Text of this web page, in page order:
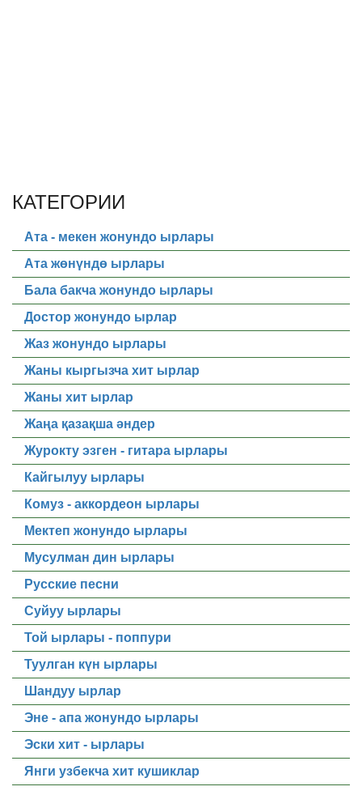
КАТЕГОРИИ
Ата - мекен жонундо ырлары
Ата жөнүндө ырлары
Бала бакча жонундо ырлары
Достор жонундо ырлар
Жаз жонундо ырлары
Жаны кыргызча хит ырлар
Жаны хит ырлар
Жаңа қазақша әндер
Журокту эзген - гитара ырлары
Кайгылуу ырлары
Комуз - аккордеон ырлары
Мектеп жонундо ырлары
Мусулман дин ырлары
Русские песни
Суйуу ырлары
Той ырлары - поппури
Туулган күн ырлары
Шандуу ырлар
Эне - апа жонундо ырлары
Эски хит - ырлары
Янги узбекча хит кушиклар